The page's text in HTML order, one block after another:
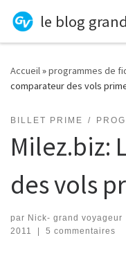
Skip to content
le blog
Accueil»programmes de
comparateur des vols
BILLET PRIME
Milez.biz:
des vols
par Nick- grand voyageur
2011
| 5 commentaires